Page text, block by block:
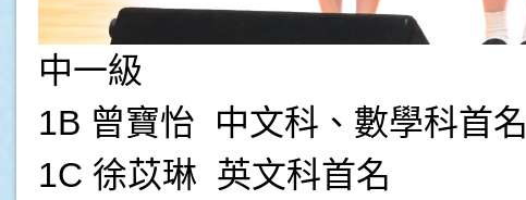
中一級
1B 曾寶怡 中文科、數學科首名
1C 徐苡琳 英文科首名